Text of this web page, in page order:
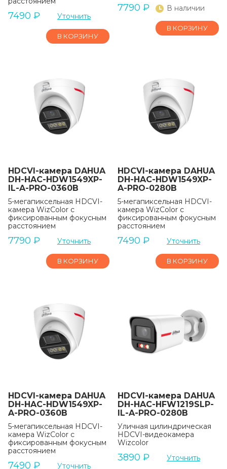
7490 ₽ Уточнить
В КОРЗИНУ
7790 ₽ В наличии
В КОРЗИНУ
HDCVI-камера DAHUA
DH-HAC-HDW1549XP-
IL-A-PRO-0360B
5-мегапиксельная HDCVI-
камера WizColor с
фиксированным фокусным
расстоянием
7790 ₽ Уточнить
В КОРЗИНУ
HDCVI-камера DAHUA
DH-HAC-HDW1549XP-
A-PRO-0280B
5-мегапиксельная HDCVI-
камера WizColor с
фиксированным фокусным
расстоянием
7490 ₽ Уточнить
В КОРЗИНУ
HDCVI-камера DAHUA
DH-HAC-HDW1549XP-
A-PRO-0360B
5-мегапиксельная HDCVI-
камера WizColor с
фиксированным фокусным
расстоянием
7490 ₽ Уточнить
HDCVI-камера DAHUA
DH-HAC-HFW1219SLP-
IL-A-PRO-0280B
Уличная цилиндрическая
HDCVI-видеокамера
Wizcolor
3890 ₽ Уточнить